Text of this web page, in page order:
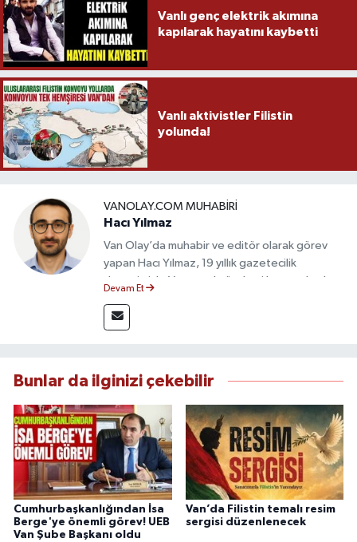
Vanlı genç elektrik akımına
kapılarak hayatını kaybetti
Vanlı aktivistler Filistin
yolunda!
VANOLAY.COM MUHABIRI
Hacı Yılmaz
Van Olay’da muhabir ve editör olarak görev
yapan Hacı Yılmaz, 19 yıllık gazetecilik
deneyimiyle Van yerel gündemi başta olmak
takip etmektedir. Editoryal sürece katkı sunan
Yılmaz, tarafsızlık, doğruluk ve etik ilkeler
bilgilendirmektedir.
Devam Et
Bunlar da ilginizi çekebilir
Cumhurbaşkanlığından İsa
Berge'ye önemli görev! UEB
Van Şube Başkanı oldu
Van’da Filistin temalı resim
sergisi düzenlenecek